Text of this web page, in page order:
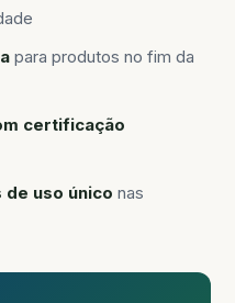
para produtos no fim da
certificação
de uso único nas